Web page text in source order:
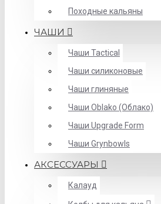
Походные кальяны
ЧАШИ
Чаши Tactical
Чаши силиконовые
Чаши глиняные
Чаши Oblako (Облако)
Чаши Upgrade Form
Чаши Grynbowls
АКСЕССУАРЫ
Калауд